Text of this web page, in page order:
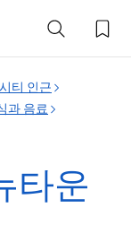
티 인근
과 음료
타운